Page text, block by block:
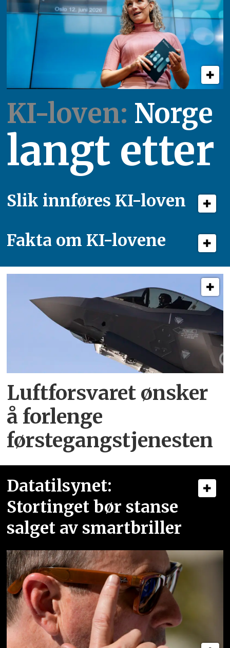
KI-loven: Norge
langt etter
Slik innføres KI-loven
Fakta om KI-lovene
Luftforsvaret ønsker
å forlenge
førstegangstjenesten
Datatilsynet:
Stortinget bør stanse
salget av smartbriller